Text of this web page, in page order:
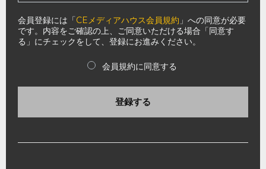
会員登録には「CEメディアハウス会員規約 」への同意が必要
です。内容をご確認の上、ご同意いただける場合「同意す
る」にチェックをして、登録にお進みください。
会員規約に同意する
登録する